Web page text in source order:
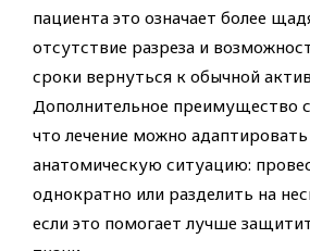
пациента это означает более
отсутствие разреза и
сроки вернуться к обычной
Дополнительное преимущество
что лечение можно
анатомическую ситуацию:
однократно или разделить на
если это помогает лучше